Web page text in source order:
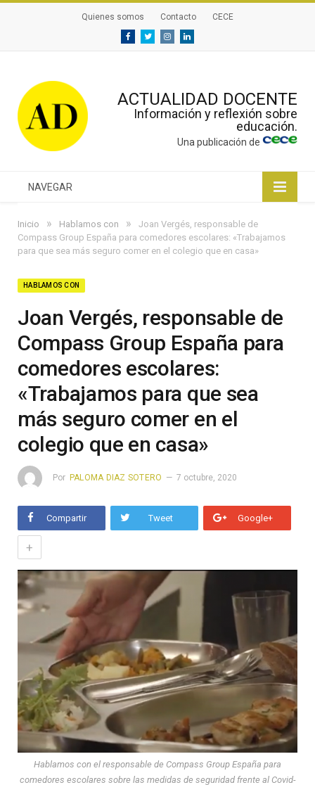
Quienes somos Contacto CECE
FacebookTwitterInstagramLinkedin
ACTUALIDAD DOCENTE
Información y reflexión sobre
educación.
Una publicación de
NAVEGAR
Inicio » Hablamos con »
Joan Vergés, responsable de
Compass Group España para comedores escolares: «Trabajamos
para que sea más seguro comer en el colegio que en casa»
HABLAMOS CON
Joan Vergés, responsable de
Compass Group España para
comedores escolares:
«Trabajamos para que sea
más seguro comer en el
colegio que en casa»
Por PALOMA DIAZ SOTERO 7 octubre, 2020
Compartir Tweet Google+
+
Hablamos con el responsable de Compass Group España para
comedores escolares sobre las medidas de seguridad frente al Covid-